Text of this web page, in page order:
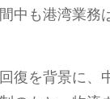
中も港湾業務
復を背景に